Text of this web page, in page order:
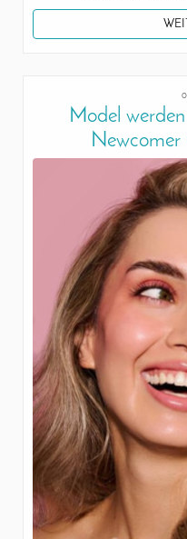
Model